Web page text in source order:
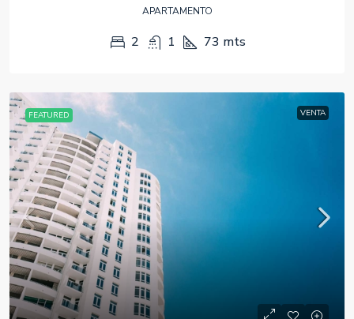
APARTAMENTO
2 1 73 mts
FEATURED VENTA